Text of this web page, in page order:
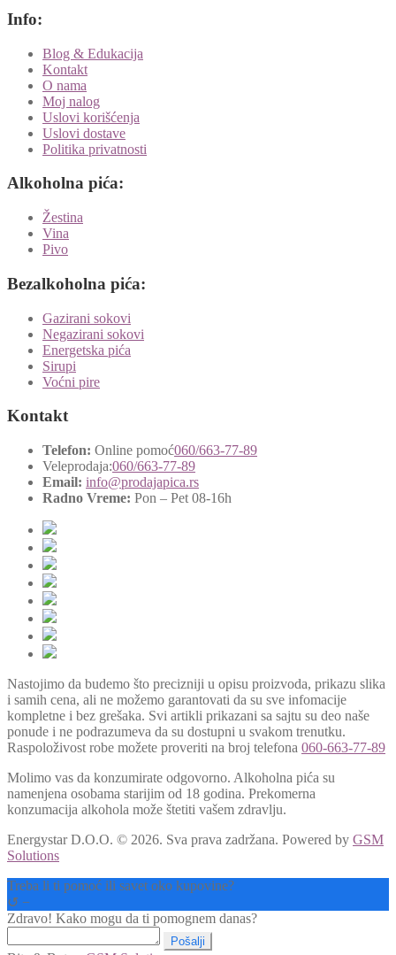
Info:
Blog & Edukacija
Kontakt
O nama
Moj nalog
Uslovi korišćenja
Uslovi dostave
Politika privatnosti
Alkoholna pića:
Žestina
Vina
Pivo
Bezalkoholna pića:
Gazirani sokovi
Negazirani sokovi
Energetska pića
Sirupi
Voćni pire
Kontakt
Telefon: Online pomoć060/663-77-89
Veleprodaja:060/663-77-89
Email: info@prodajapica.rs
Radno Vreme: Pon – Pet 08-16h
Nastojimo da budemo što precizniji u opisu proizvoda, prikazu slika
i samih cena, ali ne možemo garantovati da su sve infomacije
kompletne i bez grešaka. Svi artikli prikazani sa sajtu su deo naše
ponude i ne podrazumeva da su dostupni u svakom trenutku.
Raspoloživost robe možete proveriti na broj telefona 060-663-77-89
Molimo vas da konzumirate odgovorno. Alkoholna pića su
namenjena osobama starijim od 18 godina. Prekomerna
konzumacija alkohola može štetiti vašem zdravlju.
Energystar D.O.O. © 2026. Sva prava zadržana. Powered by GSM
Solutions
Treba li ti pomoć ili savet oko kupovine?
↺ −
Zdravo! Kako mogu da ti pomognem danas?
Pošalji